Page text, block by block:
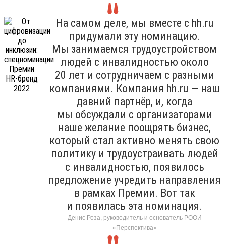
На самом деле, мы вместе с hh.ru
придумали эту номинацию.
Мы занимаемся трудоустройством
людей с инвалидностью около
20 лет и сотрудничаем с разными
компаниями. Компания hh.ru — наш
давний партнёр, и, когда
мы обсуждали с организаторами
наше желание поощрять бизнес,
который стал активно менять свою
политику и трудоустраивать людей
с инвалидностью, появилось
предложение учредить направления
в рамках Премии. Вот так
и появилась эта номинация.
Денис Роза, руководитель и основатель РООИ
«Перспектива»